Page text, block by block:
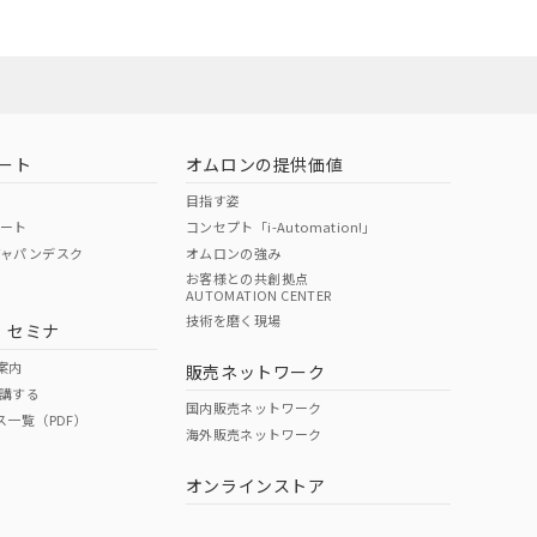
O O
ページへ
ください
ト
ト
パンデスク
セミナ
内
する
覧（PDF）
オムロンの提供価値
目指す姿
コンセプト「i-Automation!」
オムロンの強み
お客様との共創拠点
AUTOMATION CENTER
技術を磨く現場
販売ネットワーク
国内販売ネットワーク
海外販売ネットワーク
オンラインストア